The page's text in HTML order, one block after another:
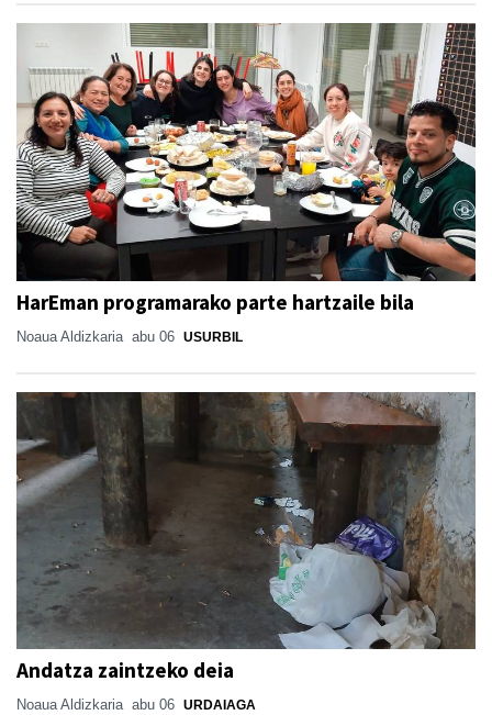
HarEman programarako parte hartzaile bila
Noaua Aldizkaria abu 06 USURBIL
Andatza zaintzeko deia
Noaua Aldizkaria abu 06 URDAIAGA